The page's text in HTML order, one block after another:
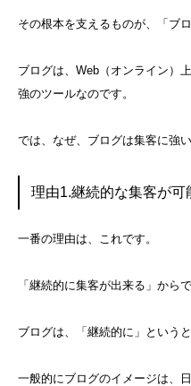
その根本を支えるものが、「ブロ
ブログは、Web（オンライン）
強のツールなのです。
では、なぜ、ブログは集客に強
理由1.継続的な集客が可
一番の理由は、これです。
「継続的に集客が出来る」からで
ブログは、「継続的に」という
一般的にブログのイメージは、